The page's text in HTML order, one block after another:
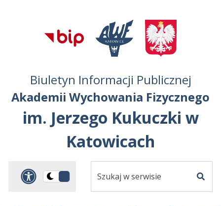
Przejdź do
głównego menu
Przejdź do treści
Przejdź do mapy
serwisu
Biuletyn Informacji Publicznej
Akademii Wychowania Fizycznego
im. Jerzego Kukuczki w
Katowicach
Panel dostosowania
Przełącz
serwisie